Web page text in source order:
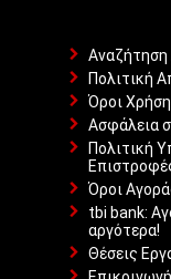
Πολιτική
Όροι
Ασφάλεια
Πολιτική
Όροι
tbi bank:
αργότερα!
Θέσεις